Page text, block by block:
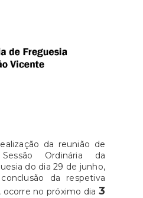
da reunião de
Ordinária da
do dia 29 de junho,
da respetiva
no próximo dia 3